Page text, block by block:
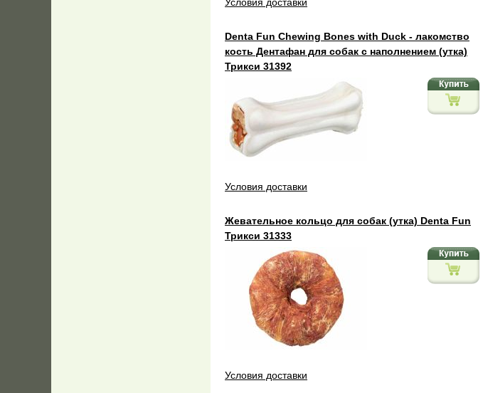
Denta Fun Chewing Bones with Duck - лакомство
кость Дентафан для собак с наполнением (утка)
Трикси 31392
Условия доставки
Жевательное кольцо для собак (утка) Denta Fun
Трикси 31333
Условия доставки